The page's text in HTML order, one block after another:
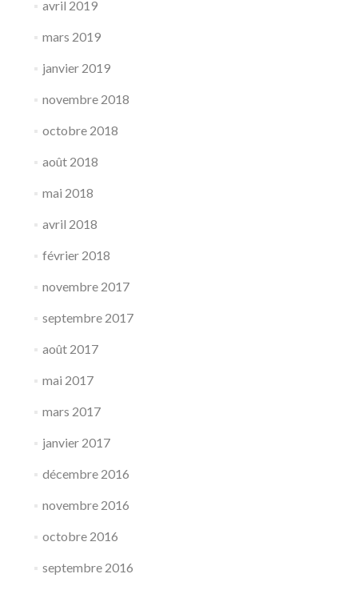
avril 2019
mars 2019
janvier 2019
novembre 2018
octobre 2018
août 2018
mai 2018
avril 2018
février 2018
novembre 2017
septembre 2017
août 2017
mai 2017
mars 2017
janvier 2017
décembre 2016
novembre 2016
octobre 2016
septembre 2016